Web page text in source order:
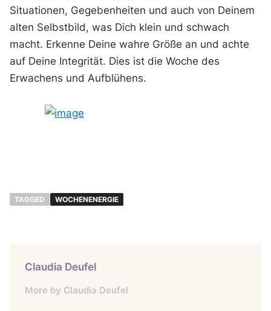
Situationen, Gegebenheiten und auch von Deinem
alten Selbstbild, was Dich klein und schwach
macht. Erkenne Deine wahre Größe an und achte
auf Deine Integrität. Dies ist die Woche des
Erwachens und Aufblühens.
TAGGED WOCHENENERGIE
Claudia Deufel
More by Claudia Deufel